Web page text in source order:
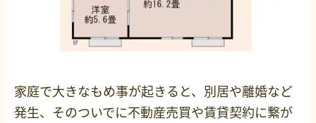
家庭で大きなもめ事が起きると、別居や離婚など
発生、そのついでに不動産売買や賃貸契約に繋が